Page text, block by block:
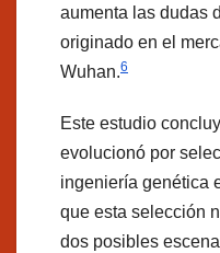
aumenta las dudas
originado en el
Wuhan.6
Este estudio
evolucionó por
ingeniería genética
que esta selección
dos posibles